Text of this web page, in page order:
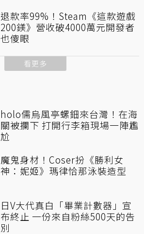
退款率99%！Steam《這款遊戲
200鎂》營收破4000萬元開發者
也傻眼
看更多
holo儒烏風亭螺鈿來台灣！在海
關被攔下 打開行李箱現場一陣尷
尬
魔鬼身材！Coser扮《勝利女
神：妮姬》瑪律恰那泳裝造型
日V大代真白「畢業計數器」宣
布終止 一份來自粉絲500天的告
別